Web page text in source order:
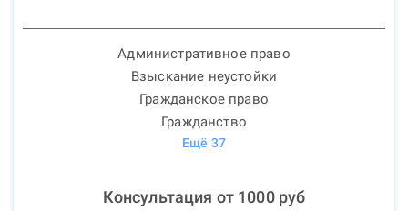
Административное право
Взыскание неустойки
Гражданское право
Гражданство
Ещё 37
Консультация от 1000руб